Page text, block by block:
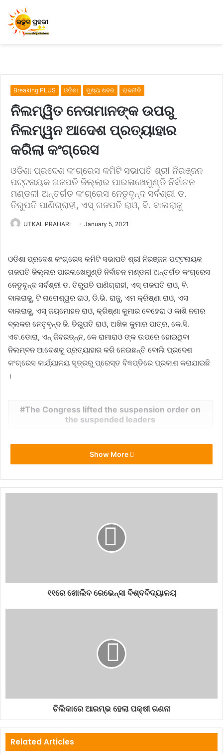
Breaking PLUS ଓଡ଼ିଶା ମୁଖ୍ୟ ଖବର ରାଜନୀତି
ନିଲମ୍ୱିତ ନେତାମାନଙ୍କ ଉପରୁ
ନିଲମ୍ୱନ ଆଦେଶ ପ୍ରତ୍ୟାହାର
କରିଲା କଂଗ୍ରେସ
ଓଡିଶା ପ୍ରଦେଶ କଂଗ୍ରେସ କମିଟି ସଭାପତି ଶ୍ରୀ ନିରଞ୍ଜନ
ପଟ୍ଟନାୟକ ଗଜପତି ଜିଲ୍ଲାର ପାରଳାଖେମୁଣ୍ଡି ନିର୍ବାଚନ
ମଣ୍ଡଳୀ ଅନ୍ତର୍ଗତ କଂଗ୍ରେସ ନେତୃବୃନ୍ଦ ସର୍ବଶ୍ରୀ ଡ.
ତିରୁପତି ପାଣିଗ୍ରାହୀ, ଏସ୍ ଗଜପତି ରାଓ, ବି. ବାଲରାଜୁ
UTKAL PRAHARI January 5, 2021
ଓଡିଶା ପ୍ରଦେଶ କଂଗ୍ରେସ କମିଟି ସଭାପତି ଶ୍ରୀ ନିରଞ୍ଜନ ପଟ୍ଟନାୟକ
ଗଜପତି ଜିଲ୍ଲାର ପାରଳାଖେମୁଣ୍ଡି ନିର୍ବାଚନ ମଣ୍ଡଳୀ ଅନ୍ତର୍ଗତ କଂଗ୍ରେସ
ନେତୃବୃନ୍ଦ ସର୍ବଶ୍ରୀ ଡ. ତିରୁପତି ପାଣିଗ୍ରାହୀ, ଏସ୍ ଗଜପତି ରାଓ, ବି.
ବାଲରାଜୁ, ଟି ନାଗେଶ୍ୱର ରାଓ, ଡି.ଭି. ରାଜୁ, ଏମ କ୍ରିଷ୍ଣା ରାଓ, ଏସ
ବାଲରାଜୁ, ଏସ୍ ଜୟମୋହନ ରାଓ, କ୍ରିଷ୍ଣା କୁମାର ବେହେରା ଓ କାଶି ନଗର
ବ୍ଲକର ନେତୃବୃନ୍ଦ ଜି. ତିରୁପତି ରାଓ, ଅଖିଳ କୁମାର ପାତ୍ର, କେ.ସି.
ଏଚ.ଡୋରା, ଏନ୍ ଜିବରତ୍ନ୍ନ, କେ ରାମାରାଓ ଙ୍କ ଉପରେ ହୋଇଥିବା
ନିଲମ୍ବନ ଆଦେଶକୁ ପ୍ରତ୍ୟାହାର କରି ନେଇଛନ୍ତି ବୋଲି ପ୍ରଦେଶ
କଂଗ୍ରେସ କାର୍ଯ୍ୟାଳୟ ସୂତ୍ରରୁ ପ୍ରେସ୍ତ ବିଜ୍ଞପ୍ତିରେ ପ୍ରକାଶ କରାଯାଇଛି
।
The Congress lifted the suspension order on
the suspended leaders
Show More
୧୧ରେ ଖୋଲିବ ରେଭେନ୍ସା ବିଶ୍ବବିଦ୍ୟାଳୟ
ଚିଲିକାରେ ଆରମ୍ଭ ହେଲା ପକ୍ଷୀ ଗଣନା
Related Articles